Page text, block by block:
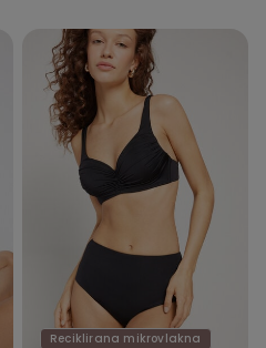
Reciklirana mikrovlakna